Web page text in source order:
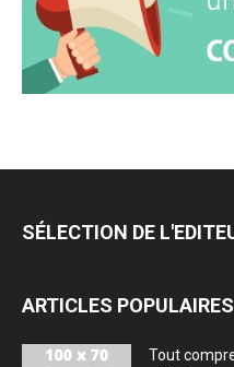
SÉLECTION DE
ARTICLES POPULAIRES
Tout